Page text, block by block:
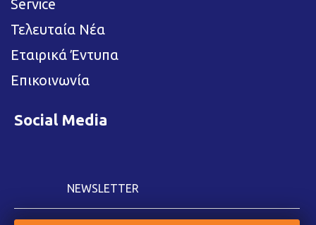
Service
Τελευταία Νέα
Εταιρικά Έντυπα
Επικοινωνία
Social Media
NEWSLETTER